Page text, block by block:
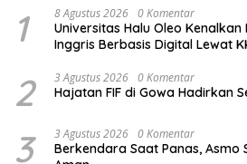
1 8 Agustus 2026 0 Komentar
Universitas Halu Oleo
Inggris Berbasis Digital Lewat
2 3 Agustus 2026 0 Komentar
Hajatan FIF di Gowa Hadirkan
3 3 Agustus 2026 0 Komentar
Berkendara Saat Panas, Asmo